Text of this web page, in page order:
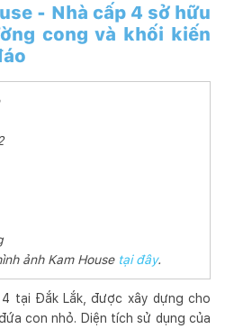
- Nhà cấp 4 sở hữu
cong và khối kiến
ảnh Kam House tại đây.
4 tại Đắk Lắk, được xây dựng cho
con nhỏ. Diện tích sử dụng của